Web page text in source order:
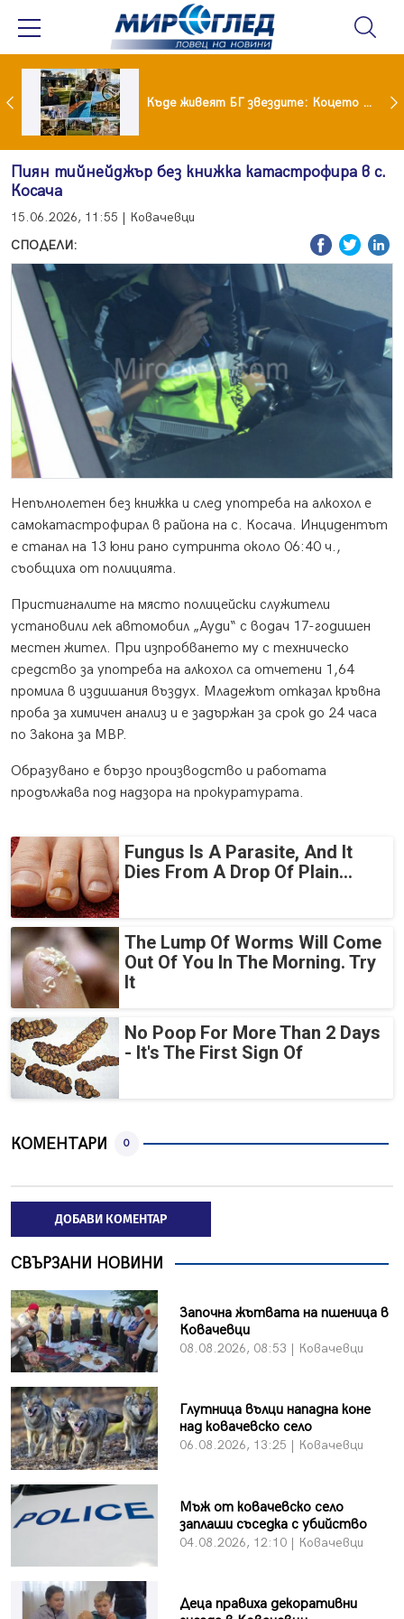
Ето го новият на Мартина от "Ергенът" Къде живеят БГ звездите: Коцето с дворец, Лозанова с имение, Миро с дом за над 2 млн. евро
Пиян тийнейджър без книжка катастрофира в с.
Косача
15.06.2026, 11:55 | Ковачевци
СПОДЕЛИ:
Непълнолетен без книжка и след употреба на алкохол е
самокатастрофирал в района на с. Косача. Инцидентът
е станал на 13 юни рано сутринта около 06:40 ч.,
съобщиха от полицията.
Пристигналите на място полицейски служители
установили лек автомобил „Ауди“ с водач 17-годишен
местен жител. При изпробването му с техническо
средство за употреба на алкохол са отчетени 1,64
промила в издишания въздух. Младежът отказал кръвна
проба за химичен анализ и е задържан за срок до 24 часа
по Закона за МВР.
Образувано е бързо производство и работата
продължава под надзора на прокуратурата.
Fungus Is A Parasite, And It
Dies From A Drop Of Plain...
The Lump Of Worms Will Come
Out Of You In The Morning. Try
It
No Poop For More Than 2 Days
- It's The First Sign Of
КОМЕНТАРИ 0
ДОБАВИ КОМЕНТАР
СВЪРЗАНИ НОВИНИ
Започна жътвата на пшеница в
Ковачевци
08.08.2026, 08:53 | Ковачевци
Глутница вълци нападна коне
над ковачевско село
06.08.2026, 13:25 | Ковачевци
Мъж от ковачевско село
заплаши съседка с убийство
04.08.2026, 12:10 | Ковачевци
Деца правиха декоративни